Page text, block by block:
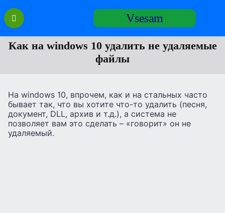
Перейти
содержанию
Vsesam
Как на windows 10 удалить не удаляемые
файлы
На windows 10, впрочем, как и на стальных часто
бывает так, что вы хотите что-то удалить (песня,
документ, DLL, архив и т.д.), а система не
позволяет вам это сделать – «говорит» он не
удаляемый.